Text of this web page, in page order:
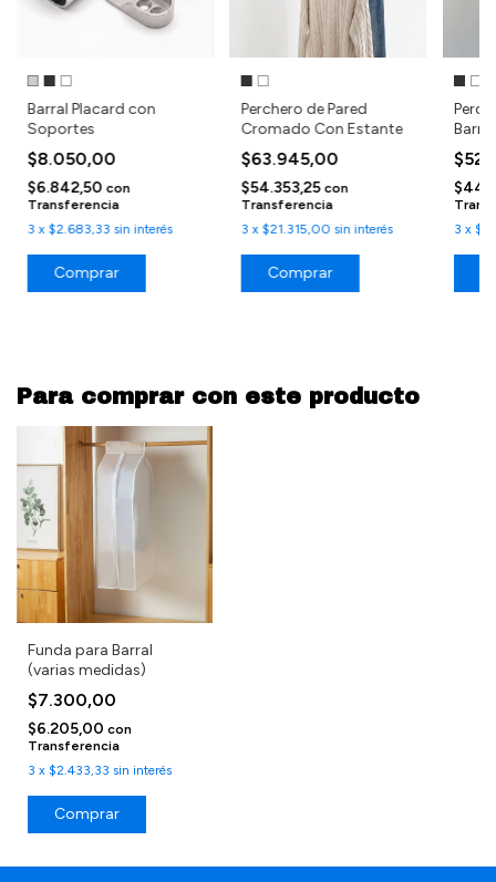
Barral Placard con
Soportes
$8.050,00
$6.842,50 con
Transferencia
3 x $2.683,33 sin interés
Comprar
Perchero de Pared
Cromado Con Estante
$63.945,00
$54.353,25 con
Transferencia
3 x $21.315,00 sin interés
Comprar
Barral
3 x
Para comprar con este producto
Funda para Barral
(varias medidas)
$7.300,00
$6.205,00 con
Transferencia
3 x $2.433,33 sin interés
Comprar